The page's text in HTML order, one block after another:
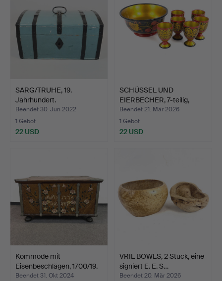
SARG/TRUHE, 19.
Jahrhundert.
Beendet 30. Jun 2022
1 Gebot
22 USD
SCHÜSSEL UND
EIERBECHER, 7-teilig,
bemalte…
Beendet 21. Mär 2026
1 Gebot
22 USD
Kommode mit
Eisenbeschlägen, 1700/19.
Jahr…
Beendet 31. Okt 2024
VRIL BOWLS, 2 Stück, eine
signiert E. E. S…
Beendet 20. Mär 2026